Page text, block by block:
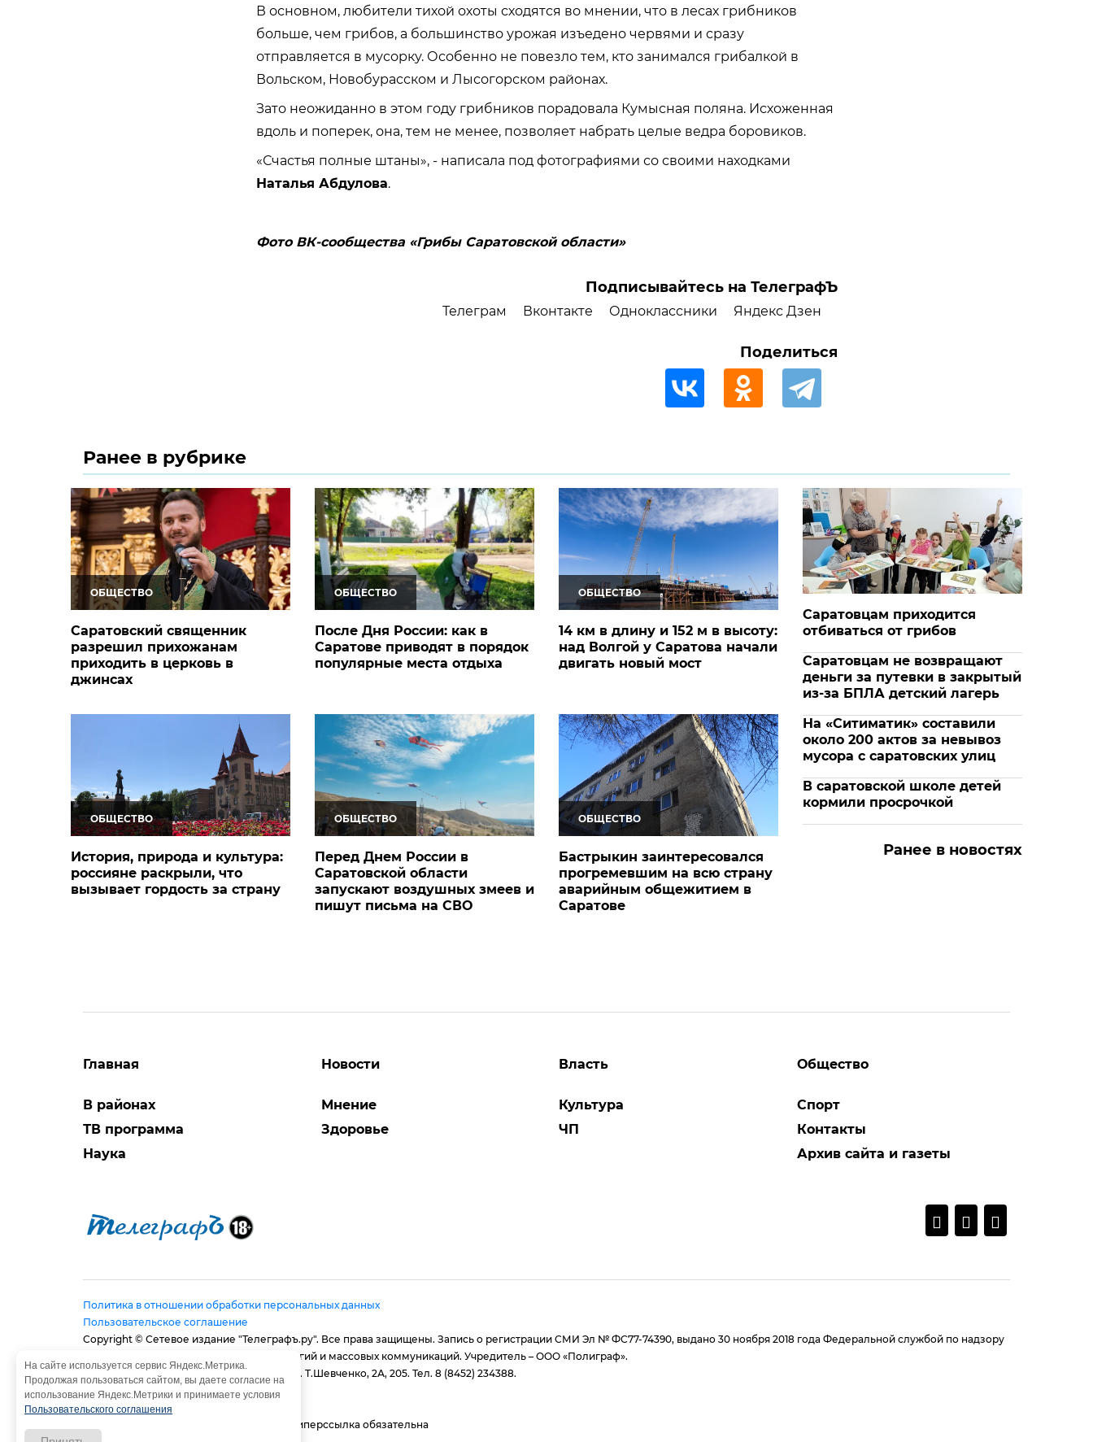
В основном, любители тихой охоты сходятся во мнении, что в лесах грибников
больше, чем грибов, а большинство урожая изъедено червями и сразу
отправляется в мусорку. Особенно не повезло тем, кто занимался грибалкой в
Вольском, Новобурасском и Лысогорском районах.
Зато неожиданно в этом году грибников порадовала Кумысная поляна. Исхоженная
вдоль и поперек, она, тем не менее, позволяет набрать целые ведра боровиков.
«Счастья полные штаны», - написала под фотографиями со своими находками
Наталья Абдулова.
Фото ВК-сообщества «Грибы Саратовской области»
Подписывайтесь на ТелеграфЪ
Телеграм Вконтакте Одноклассники Яндекс Дзен
Поделиться
Ранее в рубрике
ОБЩЕСТВО
Саратовский священник
разрешил прихожанам
приходить в церковь в
джинсах
ОБЩЕСТВО
После Дня России: как в
Саратове приводят в порядок
популярные места отдыха
ОБЩЕСТВО
14 км в длину и 152 м в высоту:
над Волгой у Саратова начали
двигать новый мост
ОБЩЕСТВО
История, природа и культура:
россияне раскрыли, что
вызывает гордость за страну
ОБЩЕСТВО
Перед Днем России в
Саратовской области
запускают воздушных змеев и
пишут письма на СВО
ОБЩЕСТВО
Бастрыкин заинтересовался
прогремевшим на всю страну
аварийным общежитием в
Саратове
Саратовцам приходится
отбиваться от грибов
Саратовцам не возвращают
деньги за путевки в закрытый
из-за БПЛА детский лагерь
На «Ситиматик» составили
около 200 актов за невывоз
мусора с саратовских улиц
В саратовской школе детей
кормили просрочкой
Ранее в новостях
Главная
В районах
ТВ программа
Наука
Новости
Мнение
Здоровье
Власть
Культура
ЧП
Общество
Спорт
Контакты
Архив сайта и газеты
Политика в отношении обработки персональных данных
Пользовательское соглашение
Copyright © Сетевое издание "Телеграфъ.ру". Все права защищены. Запись о регистрации СМИ Эл № ФС77-74390, выдано 30 ноября 2018 года Федеральной службой по надзору
в сфере связи, информационных технологий и массовых коммуникаций. Учредитель – ООО «Полиграф».
Адрес редакции: 410056, г. Саратов, ул. им. Т.Шевченко, 2А, 205. Тел. 8 (8452) 234388.
E-mail:provtelegraf@gmail.com
И.о. главного редактора: Голубева Е. В.
При использовании материалов сайта - гиперссылка обязательна
На сайте используется сервис Яндекс.Метрика.
Продолжая пользоваться сайтом, вы даете согласие на
использование Яндекс.Метрики и принимаете условия
Пользовательского соглашения